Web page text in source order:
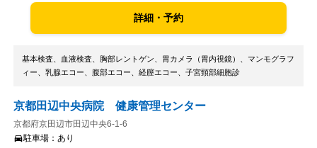
詳細・予約
基本検査、血液検査、胸部レントゲン、胃カメラ（胃内視鏡）、マンモグラフ
ィー、乳腺エコー、腹部エコー、経膣エコー、子宮頸部細胞診
京都田辺中央病院 健康管理センター
京都府京田辺市田辺中央6-1-6
駐車場： あり